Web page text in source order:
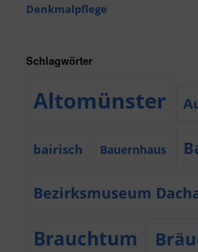
Denkmalpflege
Schlagwörter
Altomünster
bairisch Bauernhaus
Bezirksmuseum
Brauchtum